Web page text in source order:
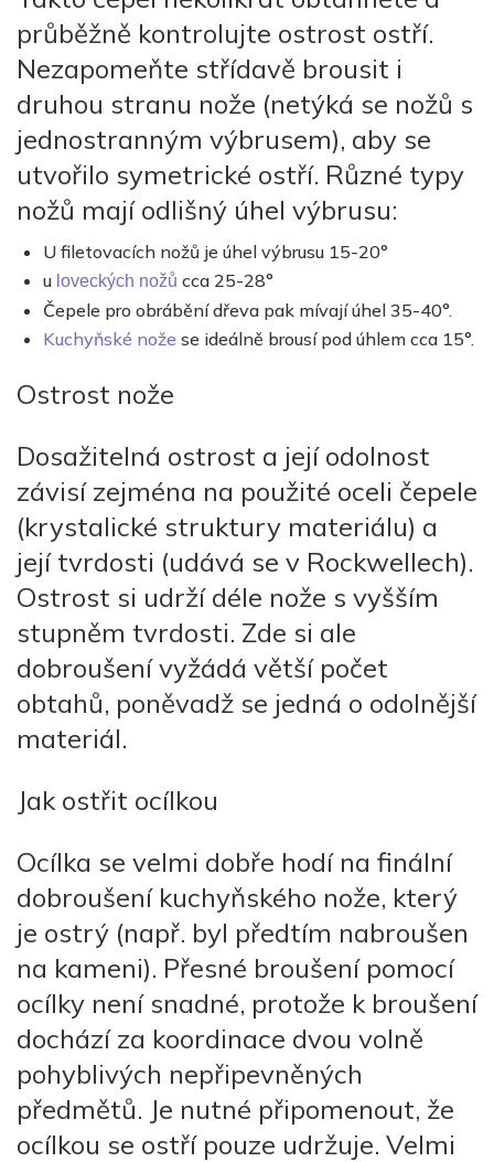
průběžně kontrolujte ostrost ostří.
Nezapomeňte střídavě brousit i
druhou stranu nože (netýká se nožů s
jednostranným výbrusem), aby se
utvořilo symetrické ostří. Různé typy
nožů mají odlišný úhel výbrusu:
U filetovacích nožů je úhel výbrusu 15-20°
u loveckých nožů cca 25-28°
Čepele pro obrábění dřeva pak mívají úhel 35-40°.
Kuchyňské nože se ideálně brousí pod úhlem cca 15°.
Ostrost nože
Dosažitelná ostrost a její odolnost
závisí zejména na použité oceli čepele
(krystalické struktury materiálu) a
její tvrdosti (udává se v Rockwellech).
Ostrost si udrží déle nože s vyšším
stupněm tvrdosti. Zde si ale
dobroušení vyžádá větší počet
obtahů, poněvadž se jedná o odolnější
materiál.
Jak ostřit ocílkou
Ocílka se velmi dobře hodí na finální
dobroušení kuchyňského nože, který
je ostrý (např. byl předtím nabroušen
na kameni). Přesné broušení pomocí
ocílky není snadné, protože k broušení
dochází za koordinace dvou volně
pohyblivých nepřipevněných
předmětů. Je nutné připomenout, že
ocílkou se ostří pouze udržuje. Velmi